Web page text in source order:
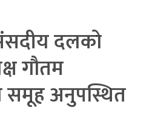
दलको
गौतम
समूह अनुपस्थित